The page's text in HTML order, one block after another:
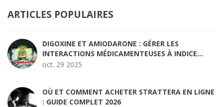
ARTICLES POPULAIRES
DIGOXINE ET AMIODARONE : GÉRER LES
INTERACTIONS MÉDICAMENTEUSES À INDICE
THÉRAPEUTIQUE ÉTROIT
oct. 29 2025
OÙ ET COMMENT ACHETER STRATTERA EN LIGNE
: GUIDE COMPLET 2026